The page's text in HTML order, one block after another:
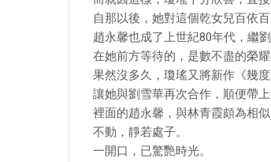
自那以後，她對這個乾女兒百依百
趙永馨也成了上世紀80年代，繼
在她前方等待的，是數不盡的榮耀
果然沒多久，瓊瑤又將新作《幾度
讓她與劉雪華再次合作，順便帶
裡面的趙永馨，與林青霞頗為相似
不動，靜若處子。
一開口，已驚艷時光。